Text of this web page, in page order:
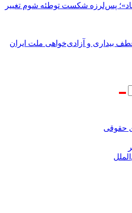
پس‌لرزه شکست توطئه شوم تغییر
بیداری و آزادی‌خواهی ملت ایران
حقوقی